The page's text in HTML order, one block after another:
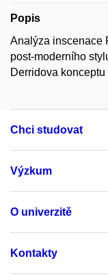
Popis
Analýza inscenace
post-moderního
Derridova
Chci studovat
Výzkum
O univerzitě
Kontakty